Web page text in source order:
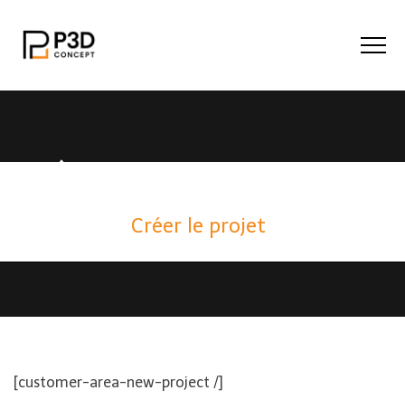
Créer Le Projet
Créer le projet
[customer-area-new-project /]